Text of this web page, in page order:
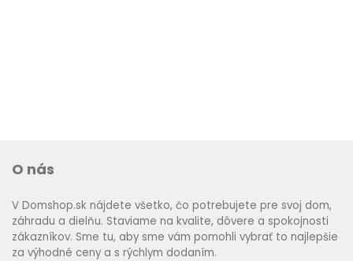
O nás
V Domshop.sk nájdete všetko, čo potrebujete pre svoj dom,
záhradu a dielňu. Staviame na kvalite, dôvere a spokojnosti
zákazníkov. Sme tu, aby sme vám pomohli vybrať to najlepšie
za výhodné ceny a s rýchlym dodaním.